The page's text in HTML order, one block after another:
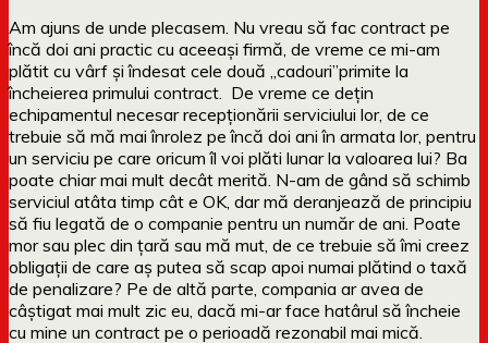
Am ajuns de unde plecasem. Nu vreau să fac contract pe
încă doi ani practic cu aceeași firmă, de vreme ce mi-am
plătit cu vârf și îndesat cele două „cadouri”primite la
încheierea primului contract. De vreme ce dețin
echipamentul necesar recepționării serviciului lor, de ce
trebuie să mă mai înrolez pe încă doi ani în armata lor, pentru
un serviciu pe care oricum îl voi plăti lunar la valoarea lui? Ba
poate chiar mai mult decât merită. N-am de gând să schimb
serviciul atâta timp cât e OK, dar mă deranjează de principiu
să fiu legată de o companie pentru un număr de ani. Poate
mor sau plec din țară sau mă mut, de ce trebuie să îmi creez
obligații de care aș putea să scap apoi numai plătind o taxă
de penalizare? Pe de altă parte, compania ar avea de
câștigat mai mult zic eu, dacă mi-ar face hatârul să încheie
cu mine un contract pe o perioadă rezonabil mai mică.